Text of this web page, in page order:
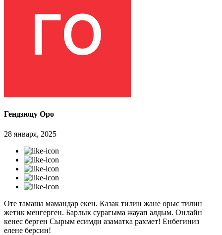
Гендзюцу Оро
28 января, 2025
Оте тамаша мамандар екен. Казак тилин жане орыс тилин
жетик менгерген. Барлык сурагыма жауап алдым. Онлайн
кенес берген Сырым есимди азаматка рахмет! Енбегиниз
елене берсин!